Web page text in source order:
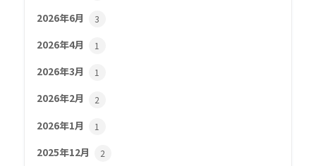
2026年6月 3
2026年4月 1
2026年3月 1
2026年2月 2
2026年1月 1
2025年12月 2